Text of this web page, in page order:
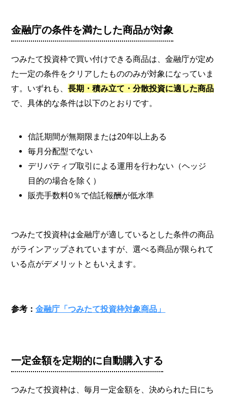
金融庁の条件を満たした商品が対象
つみたて投資枠で買い付けできる商品は、金融庁が定め
た一定の条件をクリアしたもののみが対象になっていま
す。いずれも、長期・積み立て・分散投資に適した商品
で、具体的な条件は以下のとおりです。
信託期間が無期限または20年以上ある
毎月分配型でない
デリバティブ取引による運用を行わない（ヘッジ
目的の場合を除く）
販売手数料0％で信託報酬が低水準
つみたて投資枠は金融庁が適しているとした条件の商品
がラインアップされていますが、選べる商品が限られて
いる点がデメリットともいえます。
参考：金融庁「つみたて投資枠対象商品」
一定金額を定期的に自動購入する
つみたて投資枠は、毎月一定金額を、決められた日にち